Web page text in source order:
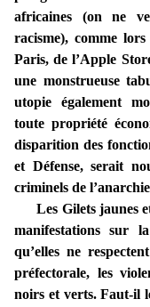
africaines (on ne
racisme), comme
Paris, de l’Apple
une monstrueuse
utopie également
toute propriété
disparition des
et Défense, serait
criminels de
Les Gilets jaunes et
manifestations sur
qu’elles ne
préfectorale, les
noirs et verts. Faut-il